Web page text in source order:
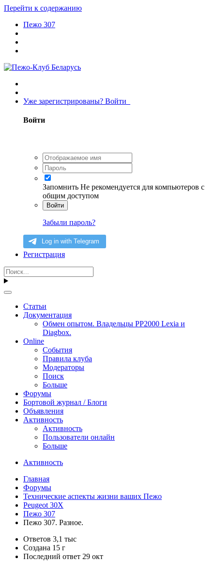
Перейти к содержанию
Пежо 307
Уже зарегистрированы? Войти
Войти
Запомнить Не рекомендуется для компьютеров с
общим доступом
Войти
Забыли пароль?
Регистрация
Статьи
Документация
Обмен опытом. Владельцы PP2000 Lexia и
Diagbox.
Online
События
Правила клуба
Модераторы
Поиск
Больше
Форумы
Бортовой журнал / Блоги
Объявления
Активность
Активность
Пользователи онлайн
Больше
Активность
Главная
Форумы
Технические аспекты жизни ваших Пежо
Peugeot 30X
Пежо 307
Пежо 307. Разное.
Ответов 3,1 тыс
Создана 15 г
Последний ответ 29 окт